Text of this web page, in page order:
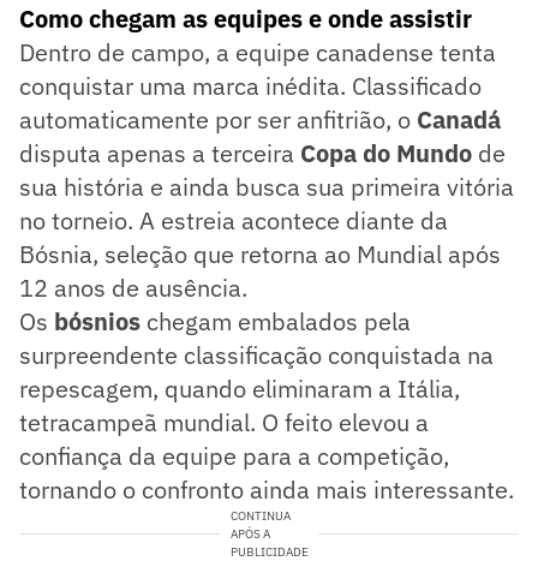
Como chegam as equipes e onde assistir
Dentro de campo, a equipe canadense tenta
conquistar uma marca inédita. Classificado
automaticamente por ser anfitrião, o Canadá
disputa apenas a terceira Copa do Mundo de
sua história e ainda busca sua primeira vitória
no torneio. A estreia acontece diante da
Bósnia, seleção que retorna ao Mundial após
12 anos de ausência.
Os bósnios chegam embalados pela
surpreendente classificação conquistada na
repescagem, quando eliminaram a Itália,
tetracampeã mundial. O feito elevou a
confiança da equipe para a competição,
tornando o confronto ainda mais interessante.
CONTINUA
APÓS A
PUBLICIDADE